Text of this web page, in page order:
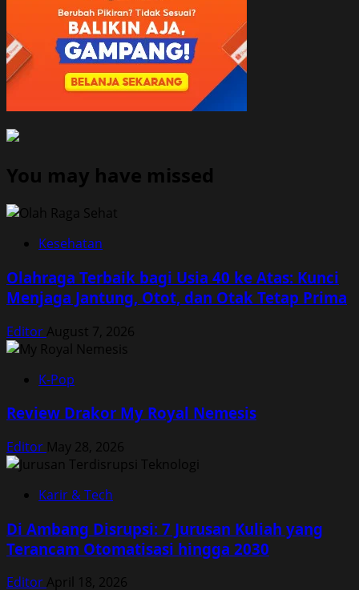
You may have missed
Kesehatan
Olahraga Terbaik bagi Usia 40 ke Atas: Kunci
Menjaga Jantung, Otot, dan Otak Tetap Prima
Editor August 7, 2026
K-Pop
Review Drakor My Royal Nemesis
Editor May 28, 2026
Karir & Tech
Di Ambang Disrupsi: 7 Jurusan Kuliah yang
Terancam Otomatisasi hingga 2030
Editor April 18, 2026